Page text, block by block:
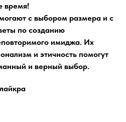
время!
с выбором размера и с
по созданию
имиджа. Их
и этичность помогут
и верный выбор.